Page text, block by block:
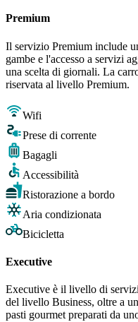
Premium
Il servizio Premium include
gambe e l'accesso a servizi
una scelta di giornali. La
riservata al livello Premium.
Wifi
Prese di corrente
Bagagli
Accessibilità
Ristorazione a bordo
Aria condizionata
Bicicletta
Executive
Executive è il livello di
del livello Business, oltre a
pasti gourmet preparati da